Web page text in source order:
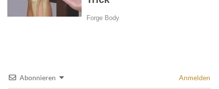
Abonnieren Anmelden